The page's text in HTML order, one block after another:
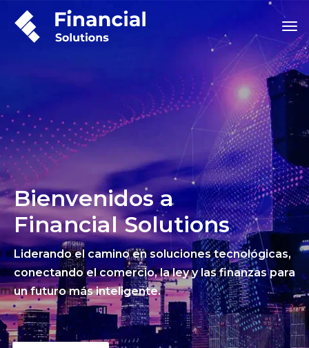
Bienvenidos a
Financial Solutions
Liderando el camino en soluciones tecnológicas,
conectando el comercio, la ley y las finanzas para
un futuro más inteligente.